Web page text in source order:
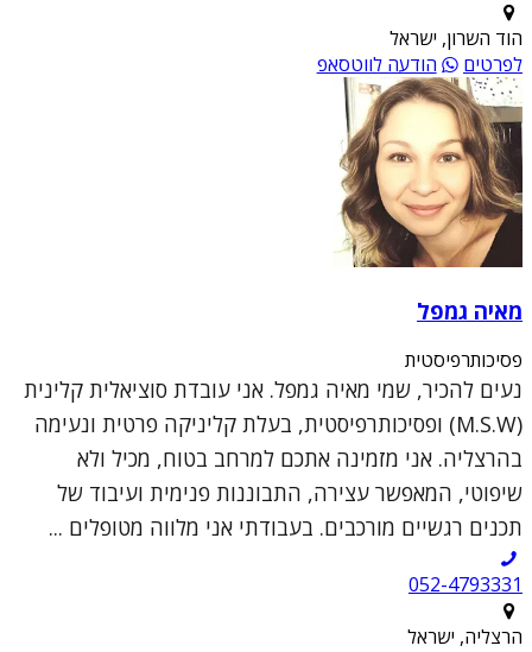
הוד השרון, ישראל
לפרטים
הודעה לווטסאפ
מאיה גמפל
פסיכותרפיסטית
נעים להכיר, שמי מאיה גמפל. אני עובדת סוציאלית קלינית
(M.S.W) ופסיכותרפיסטית, בעלת קליניקה פרטית ונעימה
בהרצליה. אני מזמינה אתכם למרחב בטוח, מכיל ולא
שיפוטי, המאפשר עצירה, התבוננות פנימית ועיבוד של
תכנים רגשיים מורכבים. בעבודתי אני מלווה מטופלים ...
052-4793331
הרצליה, ישראל